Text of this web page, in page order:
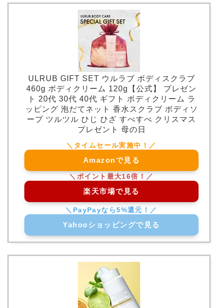
ULRUB GIFT SET ウルラブ ボディスクラブ
460g ボディクリーム 120g【公式】 プレゼン
ト 20代 30代 40代 ギフト ボディクリーム ラ
ッピング 泡だてネット 香水スクラブ ボディソ
ープ ツルツル ひじ ひざ すべすべ クリスマス
プレゼント 母の日
Amazonで見る
楽天市場で見る
Yahooショッピングで見る